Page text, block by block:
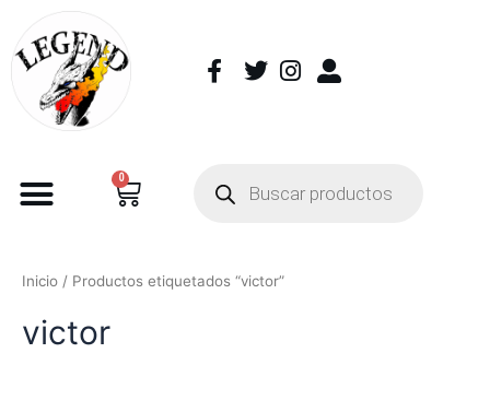
0
Inicio / Productos etiquetados “victor”
victor